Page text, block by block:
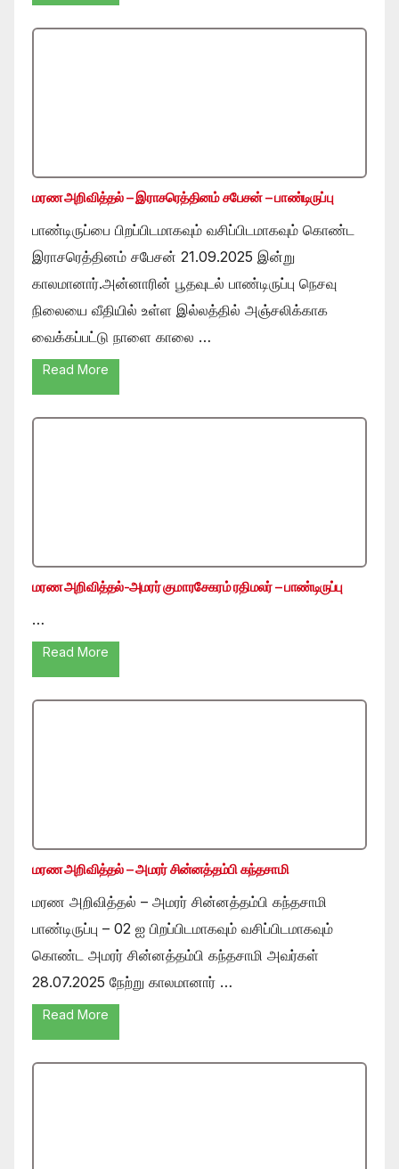
மரண அறிவித்தல் – இராசரெத்தினம் சபேசன் – பாண்டிருப்பு
பாண்டிருப்பை பிறப்பிடமாகவும் வசிப்பிடமாகவும் கொண்ட
இராசரெத்தினம் சபேசன் 21.09.2025 இன்று
காலமானார்.அன்னாரின் பூதவுடல் பாண்டிருப்பு நெசவு
நிலையை வீதியில் உள்ள இல்லத்தில் அஞ்சலிக்காக
வைக்கப்பட்டு நாளை காலை …
Read More
மரண அறிவித்தல்-அமரர் குமாரசேகரம் ரதிமலர் – பாண்டிருப்பு
…
Read More
மரண அறிவித்தல் – அமரர் சின்னத்தம்பி கந்தசாமி
மரண அறிவித்தல் – அமரர் சின்னத்தம்பி கந்தசாமி
பாண்டிருப்பு – 02 ஐ பிறப்பிடமாகவும் வசிப்பிடமாகவும்
கொண்ட அமரர் சின்னத்தம்பி கந்தசாமி அவர்கள்
28.07.2025 நேற்று காலமானார் …
Read More